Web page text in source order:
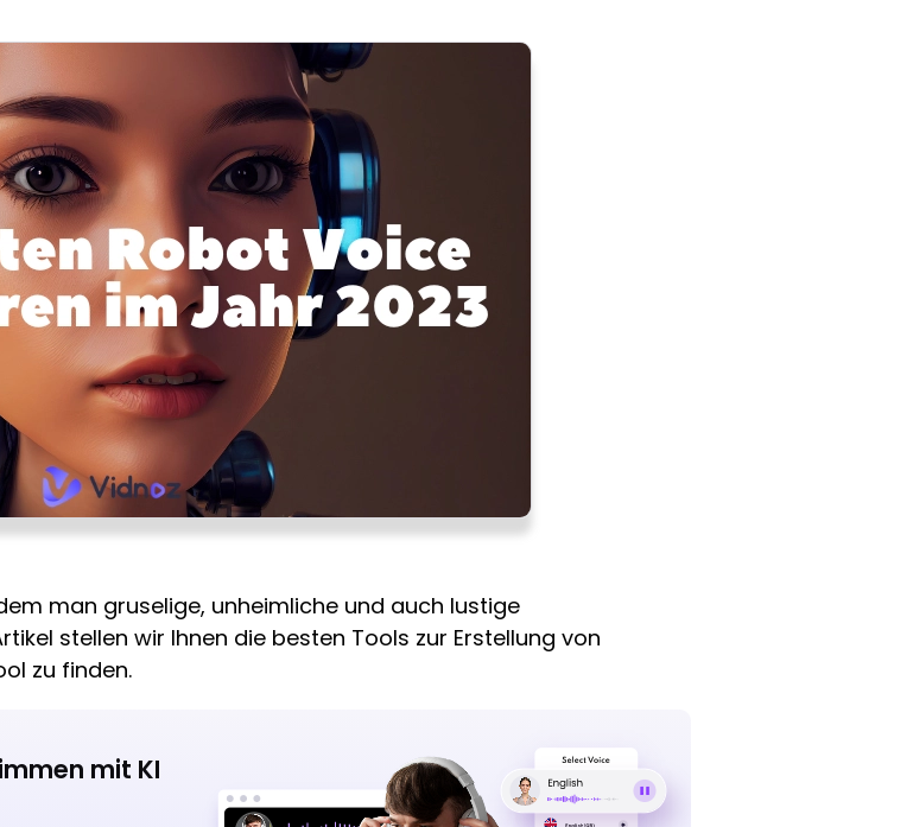
man gruselige, unheimliche und auch lustige
stellen wir Ihnen die besten Tools zur Erstellung von
zu finden.
mit KI